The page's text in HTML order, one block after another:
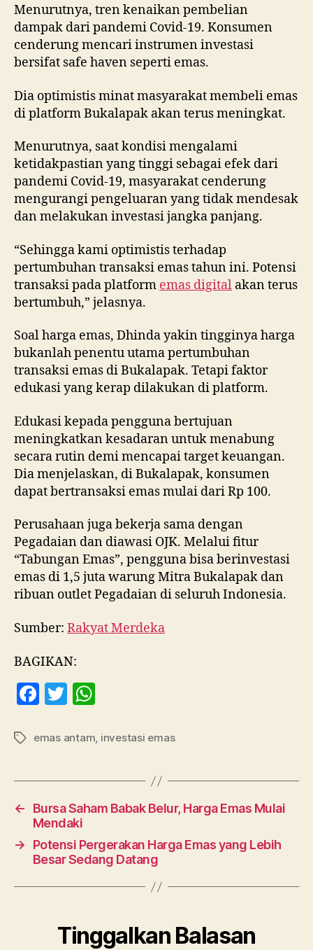
Menurutnya, tren kenaikan pembelian
dampak dari pandemi Covid-19. Konsumen
cenderung mencari instrumen investasi
bersifat safe haven seperti emas.
Dia optimistis minat masyarakat membeli emas
di platform Bukalapak akan terus meningkat.
Menurutnya, saat kondisi mengalami
ketidakpastian yang tinggi sebagai efek dari
pandemi Covid-19, masyarakat cenderung
mengurangi pengeluaran yang tidak mendesak
dan melakukan investasi jangka panjang.
“Sehingga kami optimistis terhadap
pertumbuhan transaksi emas tahun ini. Potensi
transaksi pada platform emas digital akan terus
bertumbuh,” jelasnya.
Soal harga emas, Dhinda yakin tingginya harga
bukanlah penentu utama pertumbuhan
transaksi emas di Bukalapak. Tetapi faktor
edukasi yang kerap dilakukan di platform.
Edukasi kepada pengguna bertujuan
meningkatkan kesadaran untuk menabung
secara rutin demi mencapai target keuangan.
Dia menjelaskan, di Bukalapak, konsumen
dapat bertransaksi emas mulai dari Rp 100.
Perusahaan juga bekerja sama dengan
Pegadaian dan diawasi OJK. Melalui fitur
“Tabungan Emas”, pengguna bisa berinvestasi
emas di 1,5 juta warung Mitra Bukalapak dan
ribuan outlet Pegadaian di seluruh Indonesia.
Sumber: Rakyat Merdeka
BAGIKAN:
F
c
b
o
o
k
T
itt at
A
p
Tag emas antam, investasi emas
←
Bursa Saham Babak Belur, Harga Emas Mulai
Mendaki
→
Potensi Pergerakan Harga Emas yang Lebih
Besar Sedang Datang
Tinggalkan Balasan